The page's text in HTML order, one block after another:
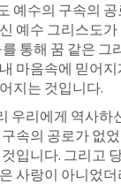
예수의 구속의
예수 그리스도
통해 꿈 같은 그
마음속에 믿어
지는 것입니다.
우리에게 역사
속의 공로가 없
입니다. 그리고
사랑이 아니었